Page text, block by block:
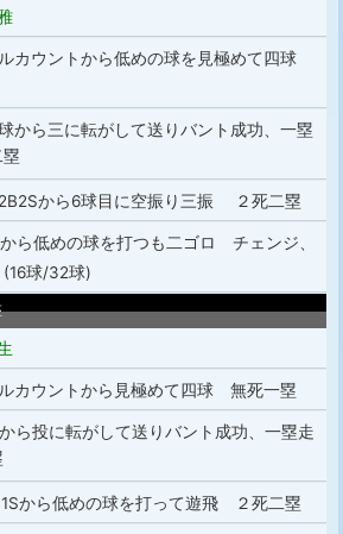
カウントから低めの球を見極めて四球
から三に転がして送りバント成功、一塁
2B2Sから6球目に空振り三振 ２死二塁
から低めの球を打つも二ゴロ チェンジ、
(16球/32球)
カウントから見極めて四球 無死一塁
ら投に転がして送りバント成功、一塁走
から低めの球を打って遊飛 ２死二塁